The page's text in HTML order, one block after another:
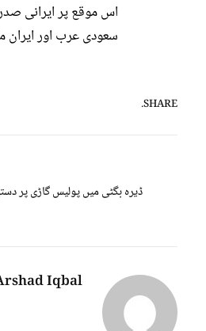
اس موقع پر ایرانی
سعودی عرب اور ایران
SHARE.
Iqbal